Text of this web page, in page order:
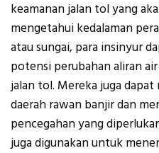
keamanan jalan tol yang
mengetahui kedalaman
atau sungai, para insinyur
potensi perubahan aliran
jalan tol. Mereka juga
daerah rawan banjir dan
pencegahan yang
juga digunakan untuk